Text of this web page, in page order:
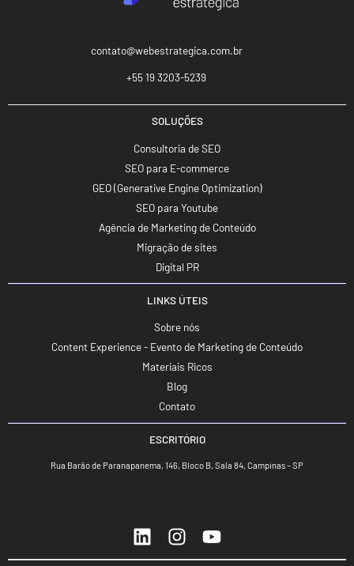
contato@webestrategica.com.br
+55 19 3203-5239
SOLUÇÕES
Consultoria de SEO
SEO para E-commerce
GEO (Generative Engine Optimization)
SEO para Youtube
Agência de Marketing de Conteúdo
Migração de sites
Digital PR
LINKS ÚTEIS
Sobre nós
Content Experience - Evento de Marketing de Conteúdo
Materiais Ricos
Blog
Contato
ESCRITÓRIO
Rua Barão de Paranapanema, 146, Bloco B, Sala 84, Campinas – SP